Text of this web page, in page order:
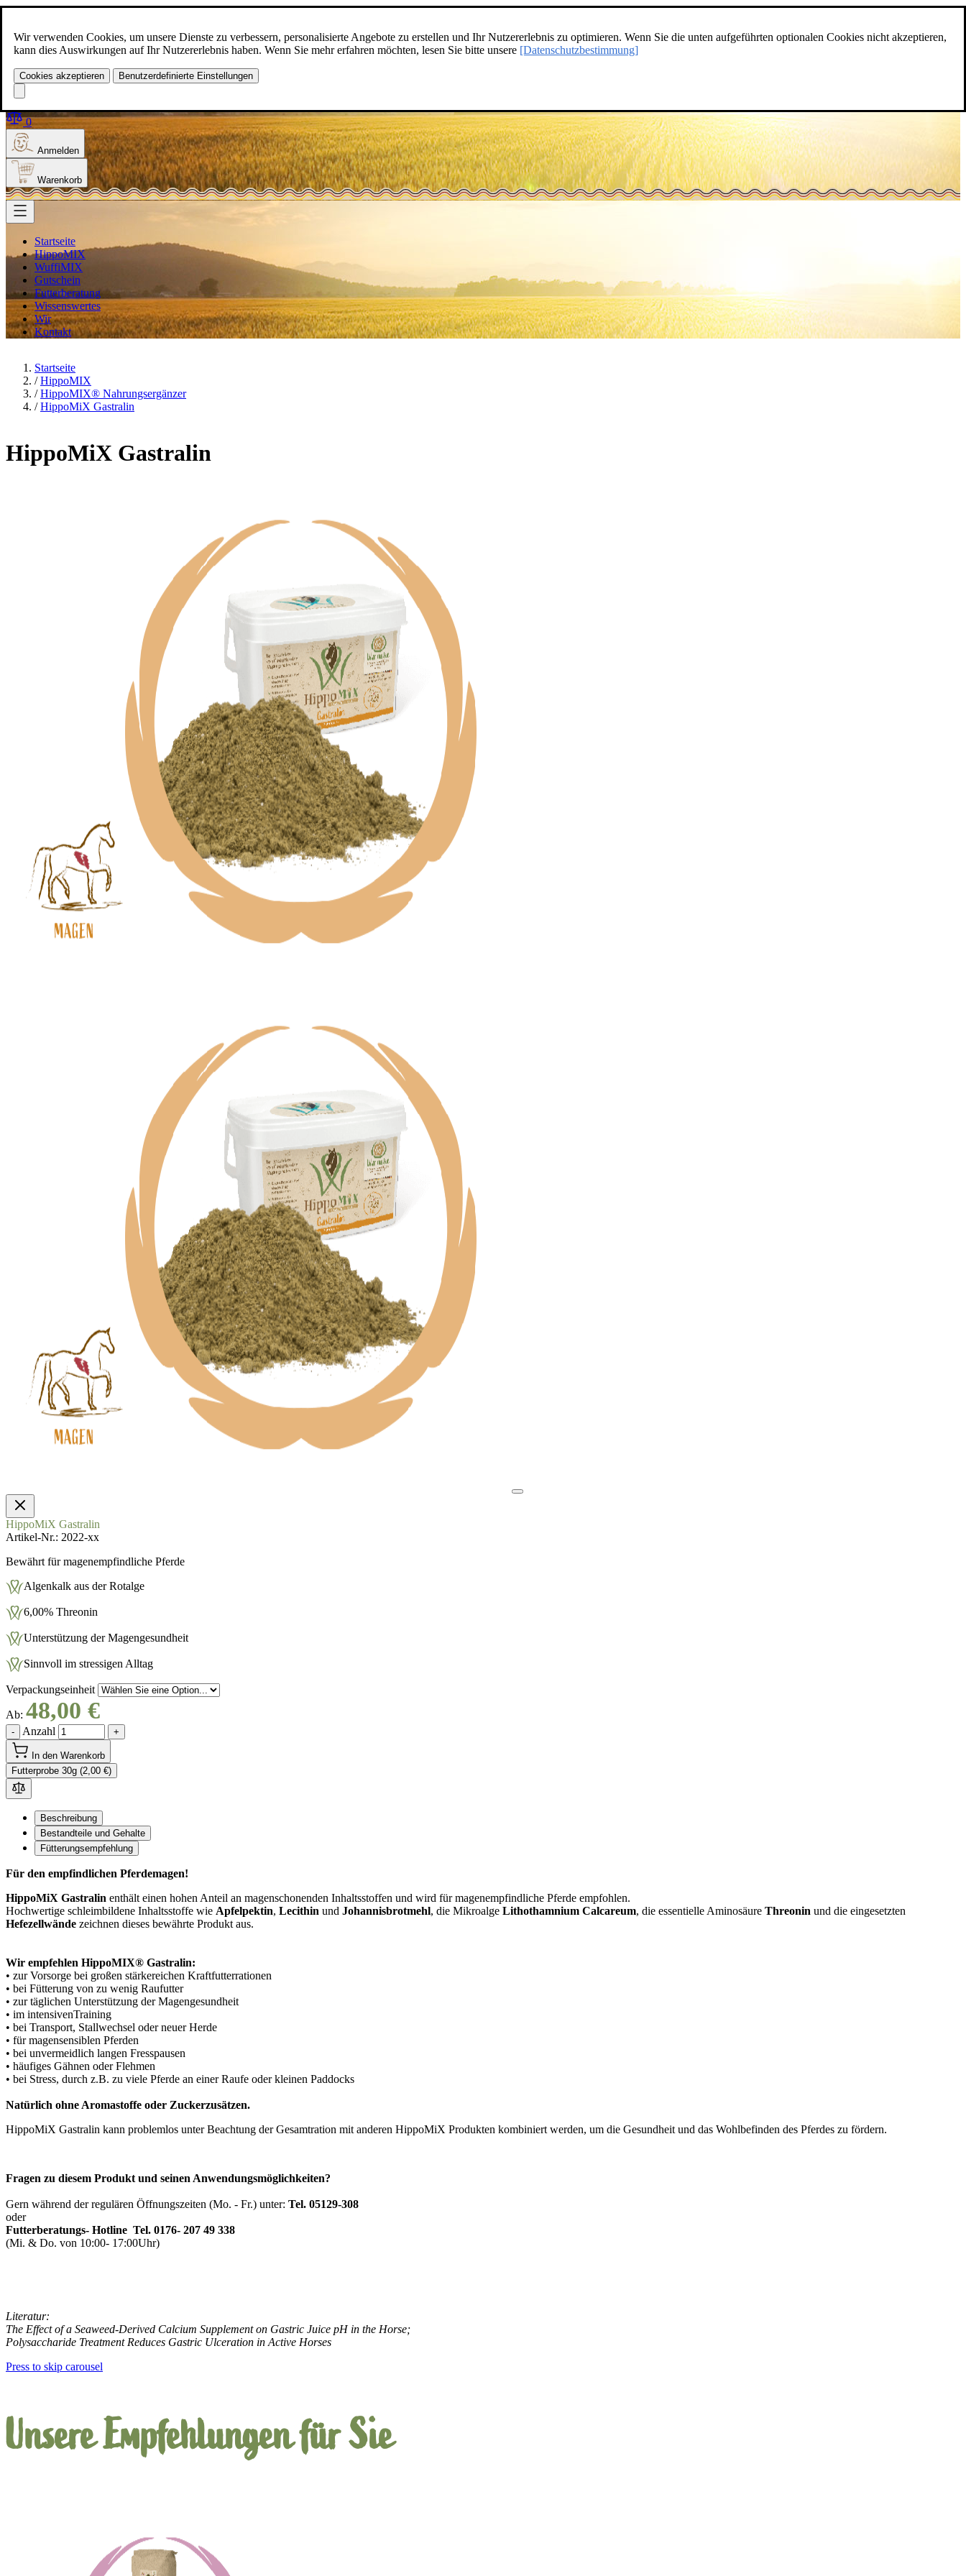
Wir verwenden Cookies, um unsere Dienste zu verbessern, personalisierte Angebote zu erstellen und Ihr Nutzererlebnis zu optimieren. Wenn Sie die unten aufgeführten optionalen Cookies nicht akzeptieren,
kann dies Auswirkungen auf Ihr Nutzererlebnis haben. Wenn Sie mehr erfahren möchten, lesen Sie bitte unsere [Datenschutzbestimmung]
Cookies akzeptieren Benutzerdefinierte Einstellungen
Zum Inhalt springen
+49(0)5129-308
Produkt finden
0
Anmelden
Warenkorb
Startseite
HippoMIX
WuffiMIX
Gutschein
Futterberatung
Wissenswertes
Wir
Kontakt
Startseite
/ HippoMIX
/ HippoMIX® Nahrungsergänzer
/ HippoMiX Gastralin
HippoMiX Gastralin
HippoMiX Gastralin
Artikel-Nr. 2022-xx
Bewährt für magenempfindliche Pferde
Algenkalk aus der Rotalge
6,00% Threonin
Unterstützung der Magengesundheit
Sinnvoll im stressigen Alltag
Verpackungseinheit
Ab: 48,00 €
- Anzahl +
In den Warenkorb
Futterprobe 30g (2,00 €)
Beschreibung
Bestandteile und Gehalte
Fütterungsempfehlung
Für den empfindlichen Pferdemagen!
HippoMiX Gastralin enthält einen hohen Anteil an magenschonenden Inhaltsstoffen und wird für magenempfindliche Pferde empfohlen.
Hochwertige schleimbildene Inhaltsstoffe wie Apfelpektin, Lecithin und Johannisbrotmehl, die Mikroalge Lithothamnium Calcareum, die essentielle Aminosäure Threonin und die eingesetzten
Hefezellwände zeichnen dieses bewährte Produkt aus.
Wir empfehlen HippoMIX® Gastralin:
• zur Vorsorge bei großen stärkereichen Kraftfutterrationen
• bei Fütterung von zu wenig Raufutter
• zur täglichen Unterstützung der Magengesundheit
• im intensivenTraining
• bei Transport, Stallwechsel oder neuer Herde
• für magensensiblen Pferden
• bei unvermeidlich langen Fresspausen
• häufiges Gähnen oder Flehmen
• bei Stress, durch z.B. zu viele Pferde an einer Raufe oder kleinen Paddocks
Natürlich ohne Aromastoffe oder Zuckerzusätzen.
HippoMiX Gastralin kann problemlos unter Beachtung der Gesamtration mit anderen HippoMiX Produkten kombiniert werden, um die Gesundheit und das Wohlbefinden des Pferdes zu fördern.
Fragen zu diesem Produkt und seinen Anwendungsmöglichkeiten?
Gern während der regulären Öffnungszeiten (Mo. - Fr.) unter: Tel. 05129-308
oder
Futterberatungs- Hotline Tel. 0176- 207 49 338
(Mi. & Do. von 10:00- 17:00Uhr)
Literatur:
The Effect of a Seaweed-Derived Calcium Supplement on Gastric Juice pH in the Horse;
Polysaccharide Treatment Reduces Gastric Ulceration in Active Horses
Press to skip carousel
Unsere Empfehlungen für Sie